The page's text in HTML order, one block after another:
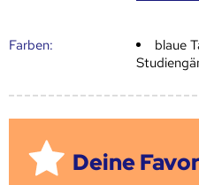
Farben:
blaue
Deine